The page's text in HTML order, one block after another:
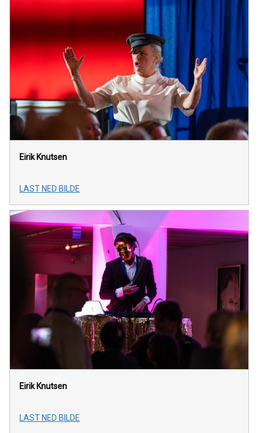
Eirik Knutsen
LAST NED BILDE
Eirik Knutsen
LAST NED BILDE